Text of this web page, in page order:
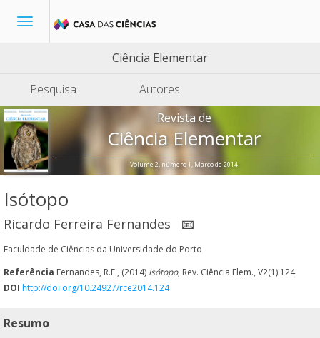
Toggle
Ciência Elementar
Pesquisa
Autores
Revista de
Ciência Elementar
Volume 2, número 1, Março de 2014
Isótopo
Ricardo Ferreira Fernandes 📧
Faculdade de Ciências da Universidade do Porto
Referência Fernandes, R.F., (2014) Isótopo, Rev. Ciência Elem., V2(1):124
DOI http://doi.org/10.24927/rce2014.124
Resumo